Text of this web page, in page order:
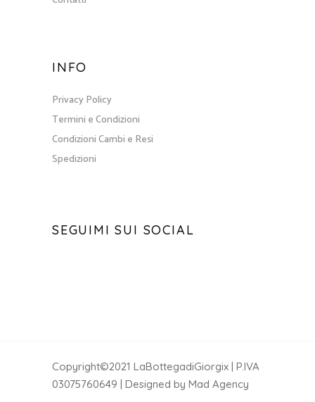
INFO
Privacy Policy
Termini e Condizioni
Condizioni Cambi e Resi
Spedizioni
SEGUIMI SUI SOCIAL
Copyright©2021 LaBottegadiGiorgix | P.IVA
03075760649 | Designed by Mad Agency